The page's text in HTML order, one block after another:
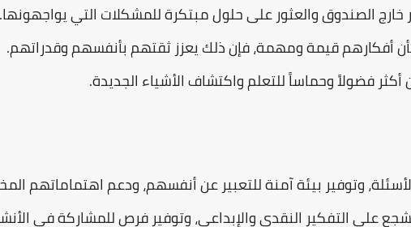
الصندوق والعثور على حلول مبتكرة للمشكلات التي يواجهونها.
أفكارهم قيمة ومهمة، فإن ذلك يعزز ثقتهم بأنفسهم وقدراتهم.
فضولاً وحماساً للتعلم واكتشاف الأشياء الجديدة.
وتوفير بيئة آمنة للتعبير عن أنفسهم، ودعم اهتماماتهم
على التفكير النقدي والإبداعي، وتوفير فرص للمشاركة في